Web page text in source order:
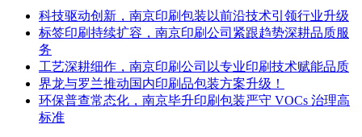
科技驱动创新，南京印刷包装以前沿技术引领行业升级
标签印刷持续扩容，南京印刷公司紧跟趋势深耕品质服
务
工艺深耕细作，南京印刷公司以专业印刷技术赋能品质
界龙与罗兰推动国内印刷品包装方案升级！
环保普查常态化，南京毕升印刷包装严守 VOCs 治理高
标准